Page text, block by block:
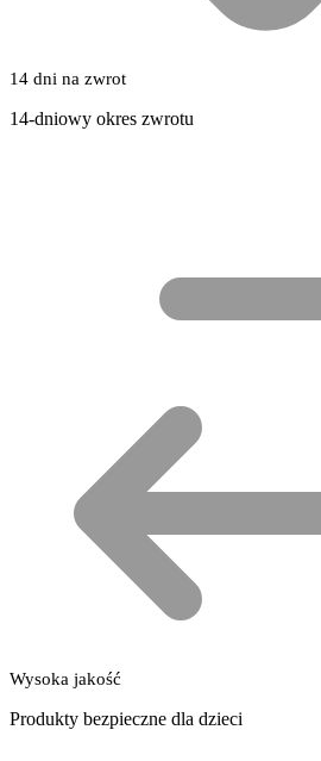
14 dni na zwrot
14-dniowy okres zwrotu
Wysoka jakość
Produkty bezpieczne dla dzieci